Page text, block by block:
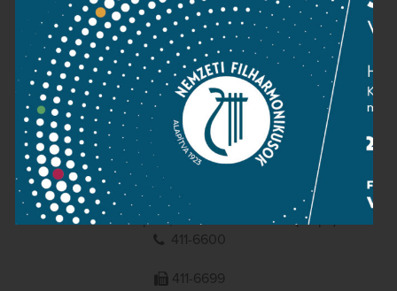
Impresszum
NEMZETI
FILHARMONIKUSOK
1095 Budapest, Komor Marcell u. 1. (Müpa)
411-6600
411-6699